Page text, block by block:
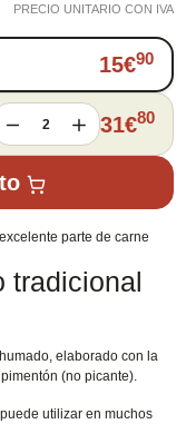
PRECIO UNITARIO CON IVA
15€90
2 31€80
parte de carne
tradicional
elaborado con la
(no picante).
utilizar en muchos